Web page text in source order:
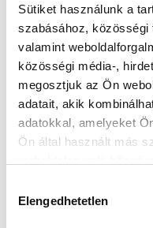
Sütiket használunk a
szabásához,
valamint
közösségi média-,
megosztjuk az Ön
adatait, akik
adatokkal, amelyeket
Ön által használt más
kiválasztása
Elengedhetetlen